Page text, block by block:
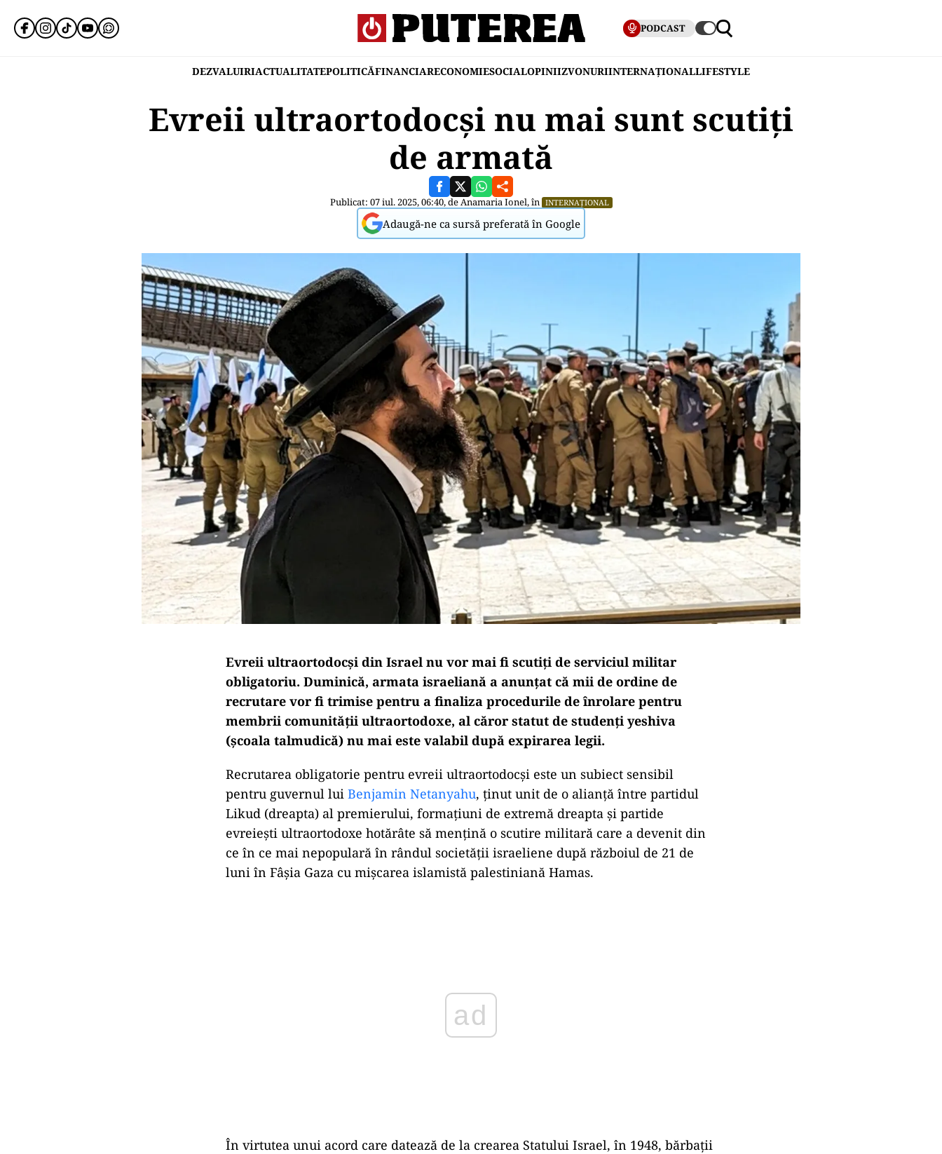
PODCAST
DEZVALUIRIACTUALITATEPOLITICĂFINANCIARECONOMIESOCIALOPINIIZVONURIINTERNAȚIONALLIFESTYLE
Evreii ultraortodocşi nu mai sunt scutiţi
de armată
Publicat: 07 iul. 2025, 06:40, deAnamaria Ionel, în INTERNAȚIONAL
Adaugă-ne ca sursă preferată în Google
Evreii ultraortodocşi din Israel nu vor mai fi scutiţi de serviciul militar
obligatoriu. Duminică, armata israeliană a anunţat că mii de ordine de
recrutare vor fi trimise pentru a finaliza procedurile de înrolare pentru
membrii comunităţii ultraortodoxe, al căror statut de studenți yeshiva
(şcoala talmudică) nu mai este valabil după expirarea legii.
Recrutarea obligatorie pentru evreii ultraortodocşi este un subiect sensibil
pentru guvernul lui Benjamin Netanyahu, ţinut unit de o alianţă între partidul
Likud (dreapta) al premierului, formaţiuni de extremă dreapta şi partide
evreieşti ultraortodoxe hotărâte să menţină o scutire militară care a devenit din
ce în ce mai nepopulară în rândul societăţii israeliene după războiul de 21 de
luni în Fâşia Gaza cu mişcarea islamistă palestiniană Hamas.
În virtutea unui acord care datează de la crearea Statului Israel, în 1948, bărbaţii